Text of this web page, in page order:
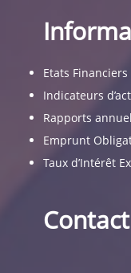
Etats Financiers
Indicateurs
Rapports
Emprunt
Taux d’Intérêt
Contact